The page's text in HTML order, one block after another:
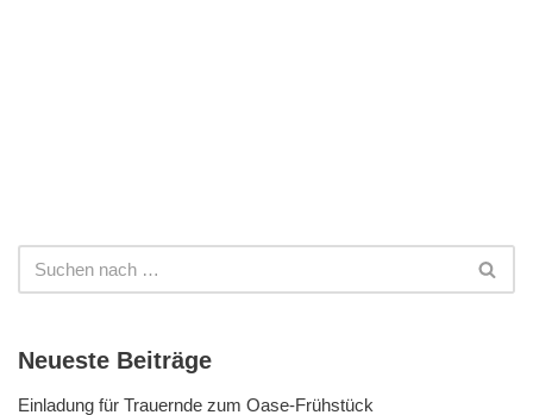
Neueste Beiträge
Einladung für Trauernde zum Oase-Frühstück